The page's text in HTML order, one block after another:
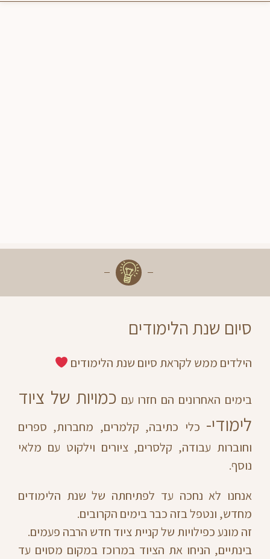
סיום שנת הלימודים
הילדים ממש לקראת סיום שנת הלימודים
בימים האחרונים הם חזרו עם כמויות של ציוד
לימודי- כלי כתיבה, קלמרים, מחברות, ספרים
וחוברות עבודה, קלסרים, ציורים וילקוט עם מלאי
נוסף.
אנחנו לא נחכה עד לפתיחתה של שנת הלימודים
מחדש, ונטפל בזה כבר בימים הקרובים.
זה מונע כפילויות של קניית ציוד חדש הרבה פעמים.
בינתיים, הניחו את הציוד במרוכז במקום מסוים עד